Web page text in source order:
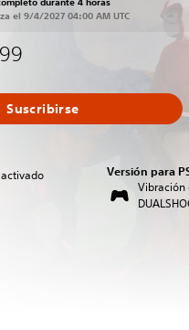
el 9/4/2027 04:00 AM UTC
Suscribirse
Versión para
Vibración